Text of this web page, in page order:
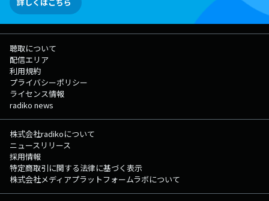
聴取について
配信エリア
利用規約
プライバシーポリシー
ライセンス情報
radiko news
株式会社radikoについて
ニュースリリース
採用情報
特定商取引に関する法律に基づく表示
株式会社メディアプラットフォームラボについて